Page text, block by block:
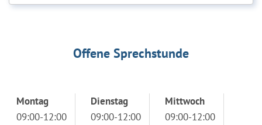
Offene Sprechstunde
Montag
09:00-12:00
Dienstag
09:00-12:00
Mittwoch
09:00-12:00